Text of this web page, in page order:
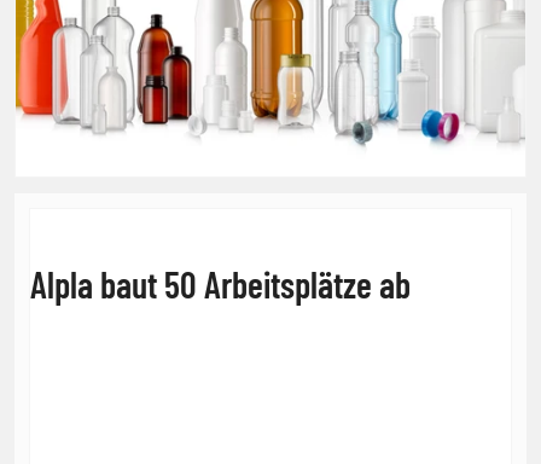
Alpla baut 50 Arbeitsplätze ab